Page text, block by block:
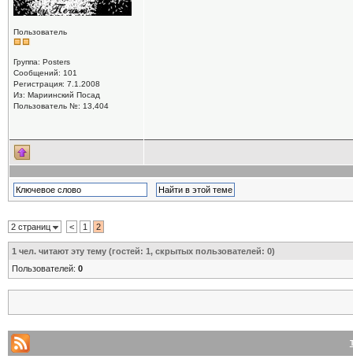
Пользователь
Группа: Posters
Сообщений: 101
Регистрация: 7.1.2008
Из: Мариинский Посад
Пользователь №: 13,404
2 страниц < 1 2
1 чел. читают эту тему (гостей: 1, скрытых пользователей: 0)
Пользователей: 0